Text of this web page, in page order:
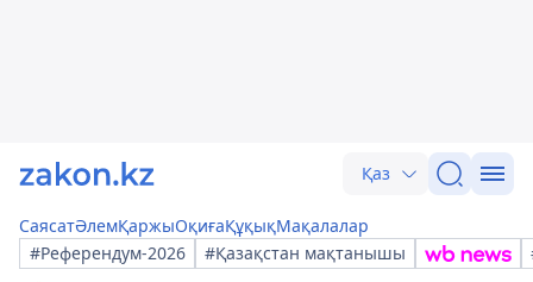
Қаз
СаясатӘлемҚаржыОқиғаҚұқықМақалалар
#Референдум-2026
#Қазақстан мақтанышы